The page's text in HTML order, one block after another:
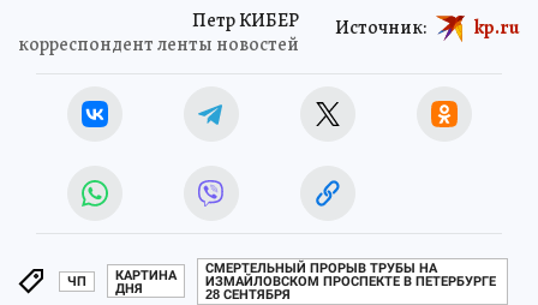
Петр КИБЕР
корреспондент ленты новостей
Источник: kp.ru
ЧП
КАРТИНА
ДНЯ
СМЕРТЕЛЬНЫЙ ПРОРЫВ ТРУБЫ НА
ИЗМАЙЛОВСКОМ ПРОСПЕКТЕ В ПЕТЕРБУРГЕ
28 СЕНТЯБРЯ